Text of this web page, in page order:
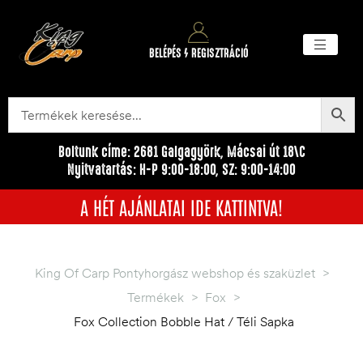
BELÉPÉS / REGISZTRÁCIÓ
Boltunk címe: 2681 Galgagyörk, Mácsai út 18\C
Nyitvatartás: H-P 9:00-18:00, SZ: 9:00-14:00
A HÉT AJÁNLATAI IDE KATTINTVA!
King Of Carp Pontyhorgász webshop és szaküzlet >
Termékek > Fox >
Fox Collection Bobble Hat / Téli Sapka